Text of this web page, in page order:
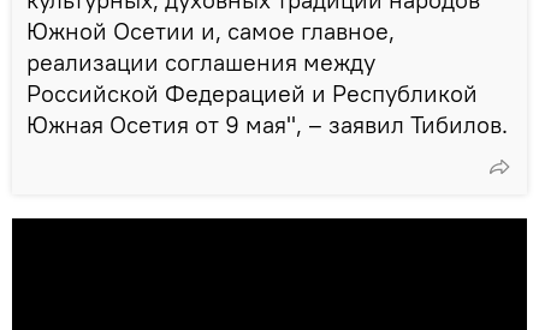
Южной Осетии и, самое главное,
реализации соглашения между
Российской Федерацией и Республикой
Южная Осетия от 9 мая", – заявил Тибилов.